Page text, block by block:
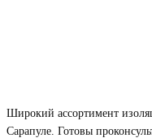
Широкий ассортимент
Сарапуле. Готовы